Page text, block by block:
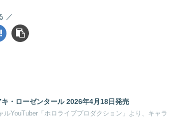
・ローゼンタール 2026年4月18日発売
ルYouTuber「ホロライブプロダクション」より、キャラ